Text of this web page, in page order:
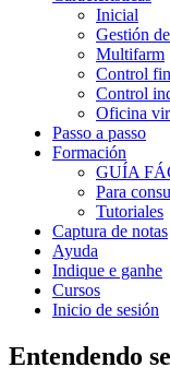
Inicial
Gestión
Multifarm
Control
Control
Oficina
Passo a passo
Formación
GUÍA
Para
Tutoriales
Captura de notas
Ayuda
Indique e ganhe
Cursos
Inicio de sesión
Entendendo